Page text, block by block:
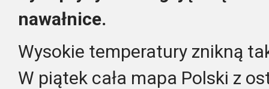
nawałnice.
Wysokie temperatury znikną
W piątek cała mapa Polski z